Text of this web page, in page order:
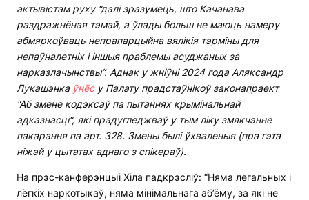
актывістамруху “далі зразумець, што Качанава
раздражнёная тэмай, а ўлады больш не маюць намеру
абмяркоўваць непрапарцыйна вялікія тэрміны для
непаўналетніх і іншыя праблемы асуджаных за
нарказлачынствы“. Аднак у жніўні 2024 года Аляксандр
Лукашэнка ўнёсу Палату прадстаўнікоў законапраект
“Аб змене кодэксаў па пытаннях крымінальнай
адказнасці“, які прадугледжваў у тым ліку змякчэнне
пакарання па арт. 328. Змены былі ўхваленыя(пра гэта
ніжэй у цытатах аднаго з спікераў).
На прэс-канферэнцыі Хіла падкрэсліў: “Няма легальных і
лёгкіх наркотыкаў, няма мінімальнага аб’ёму, за які не